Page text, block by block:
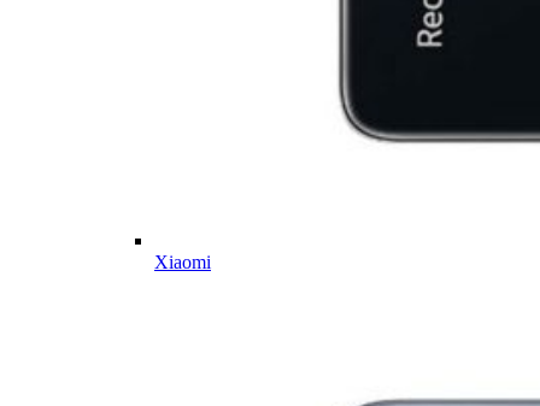
Xiaomi